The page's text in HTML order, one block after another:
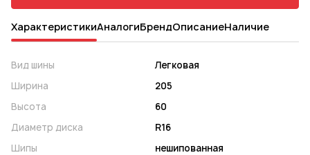
ХарактеристикиАналогиБрендОписаниеНаличие
Вид шины
Легковая
Ширина
205
Высота
60
Диаметр диска
R16
Шипы
нешипованная